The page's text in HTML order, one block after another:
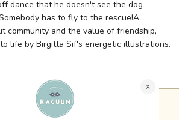
dance that he doesn't see the dog
has to fly to the rescue!A
community and the value of friendship,
life by Birgitta Sif's energetic illustrations.